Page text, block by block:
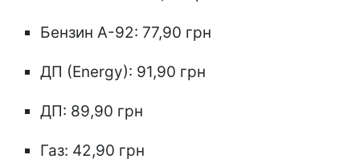
Бензин А-92: 77,90 грн
ДП (Energy): 91,90 грн
ДП: 89,90 грн
Газ: 42,90 грн